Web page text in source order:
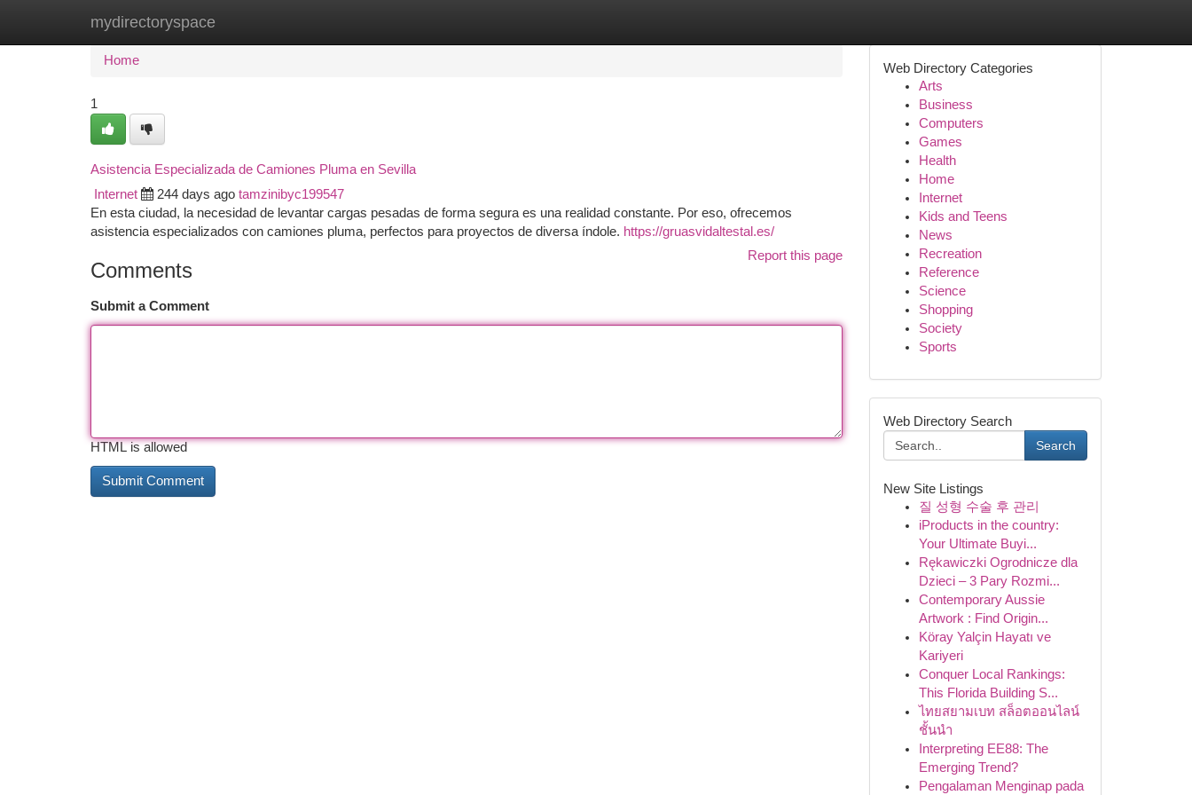
mydirectoryspace
Home New Site Listings
Home
1
Asistencia Especializada de Camiones Pluma en Sevilla
Internet 244 days ago tamzinibyc199547
En esta ciudad, la necesidad de levantar cargas pesadas de forma segura es una realidad constante. Por eso, ofrecemos
asistencia especializados con camiones pluma, perfectos para proyectos de diversa índole. https://gruasvidaltestal.es/
Report this page
Comments
Submit a Comment
HTML is allowed
Web Directory Categories
Arts
Business
Computers
Games
Health
Home
Internet
Kids and Teens
News
Recreation
Reference
Science
Shopping
Society
Sports
Web Directory Search
Search
New Site Listings
질 성형 수술 후 관리
iProducts in the country:
Your Ultimate Buyi...
Rękawiczki Ogrodnicze dla
Dzieci – 3 Pary Rozmi...
Contemporary Aussie
Artwork : Find Origin...
Köray Yalçin Hayatı ve
Kariyeri
Conquer Local Rankings:
This Florida Building S...
ไทยสยามเบท สล็อตออนไลน์
ชั้นนำ
Interpreting EE88: The
Emerging Trend?
Pengalaman Menginap pada